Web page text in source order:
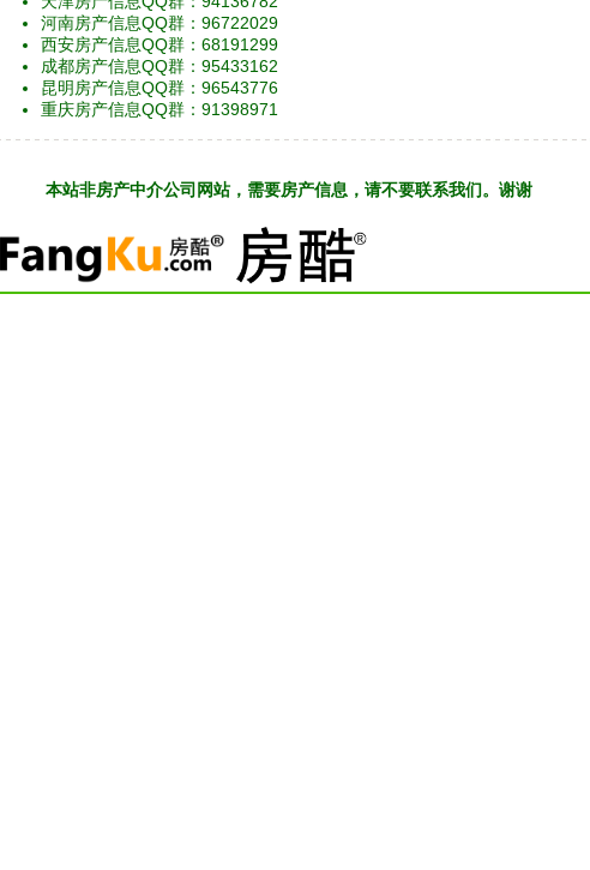
河南房产信息QQ群：96722029
西安房产信息QQ群：68191299
成都房产信息QQ群：95433162
昆明房产信息QQ群：96543776
重庆房产信息QQ群：91398971
本站非房产中介公司网站，需要房产信息，请不要联系我们。谢谢